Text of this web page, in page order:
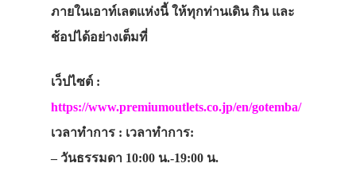
ภายในเอาท์เลตแห่งนี้ ให้ทุกท่านเดิน กิน และ
ช้อปได้อย่างเต็มที่
เว็ปไซต์ :
https://www.premiumoutlets.co.jp/en/gotemba/
เวลาทำการ : เวลาทำการ:
– วันธรรมดา 10:00 น.-19:00 น.